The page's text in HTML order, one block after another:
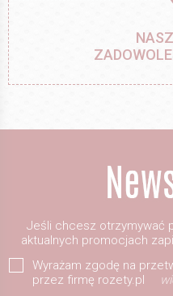
Jeśli chcesz otrzymywać
aktualnych promocjach
Wyrażam zgodę na
przez firmę rozety.pl